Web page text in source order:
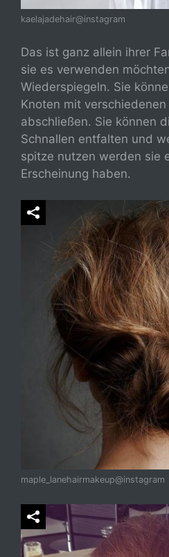
kaelajadehair@instagram
Das ist ganz allein ihrer
sie es verwenden
Wiederspiegeln. Sie
Knoten mit
abschließen. Sie können
Schnallen entfalten und
spitze nutzen werden sie
Erscheinung haben.
maple_lanehairmakeup@instagram